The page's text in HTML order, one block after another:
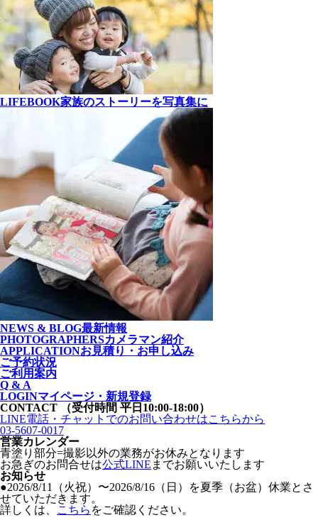
LIFEBOOK家族のストーリーを写真集に
NEWS & BLOG最新情報
PHOTOGRAPHERSカメラマン紹介
APPLICATIONお見積り・お申し込み
ご予約状況
ご利用案内
Q & A
LOGINマイページ・新規登録
CONTACT
（受付時間 平日10:00-18:00）
LINE電話・チャットでのお問い合わせはこちらから
03-5607-0017
営業カレンダー
青塗り 部分=撮影以外の業務がお休みとなります
お急ぎのお問合せは公式LINE までお願いいたします
お知らせ
●2026/8/11（火祝）〜2026/8/16（日）を夏季（お盆）休業とさ
せていただきます。
詳しくは、
こちら をご確認ください。